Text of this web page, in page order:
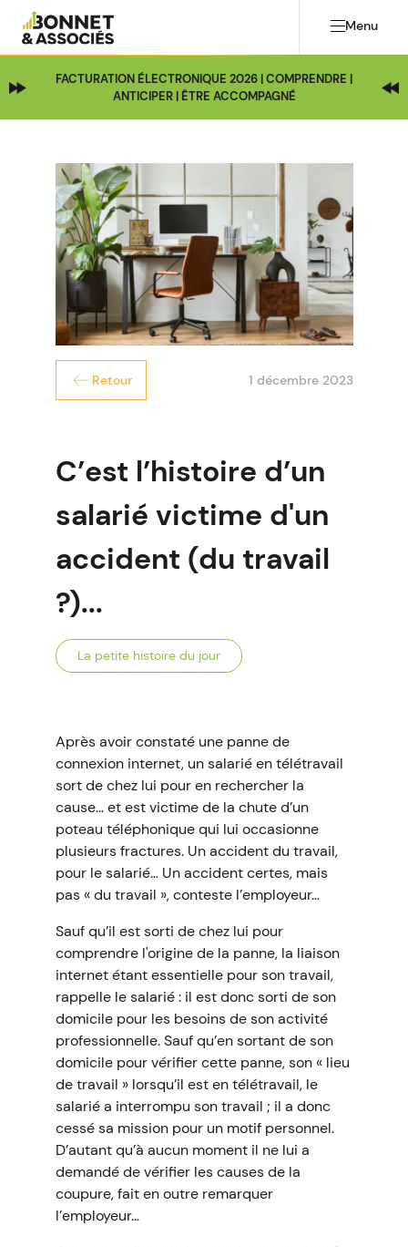
Menu
FACTURATION ÉLECTRONIQUE 2026 | COMPRENDRE |
ANTICIPER | ÊTRE ACCOMPAGNÉ
Retour 1 décembre 2023
C’est l’histoire d’un
salarié victime d'un
accident (du travail
?)...
La petite histoire du jour
Après avoir constaté une panne de
connexion internet, un salarié en télétravail
sort de chez lui pour en rechercher la
cause… et est victime de la chute d’un
poteau téléphonique qui lui occasionne
plusieurs fractures. Un accident du travail,
pour le salarié… Un accident certes, mais
pas « du travail », conteste l’employeur…
Sauf qu’il est sorti de chez lui pour
comprendre l'origine de la panne, la liaison
internet étant essentielle pour son travail,
rappelle le salarié : il est donc sorti de son
domicile pour les besoins de son activité
professionnelle. Sauf qu’en sortant de son
domicile pour vérifier cette panne, son « lieu
de travail » lorsqu’il est en télétravail, le
salarié a interrompu son travail ; il a donc
cessé sa mission pour un motif personnel.
D’autant qu’à aucun moment il ne lui a
demandé de vérifier les causes de la
coupure, fait en outre remarquer
l’employeur…